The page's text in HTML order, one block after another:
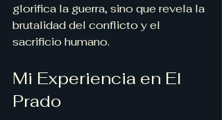
glorifica la guerra, sino que revela la
brutalidad del conflicto y el
sacrificio humano.
Mi Experiencia en El
Prado